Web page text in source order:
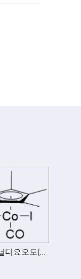
카르보닐디요오도(펜타메틸시클로펜타디에닐)카발트